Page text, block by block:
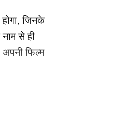
है, एक
जिनके
से ही
अपनी फिल्म